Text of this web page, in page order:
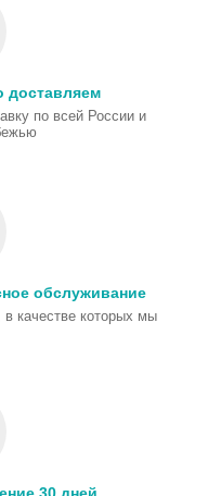
доставляем
по всей России и
обслуживание
качестве которых мы